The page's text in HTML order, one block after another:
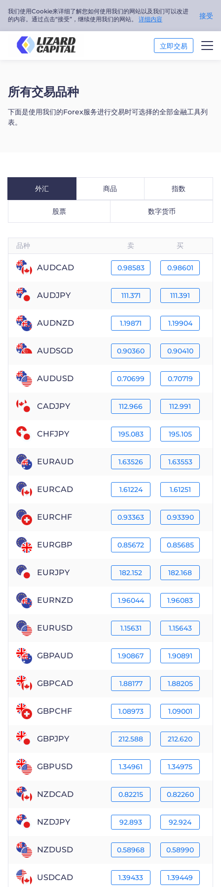
我们使用Cookie来详细了解您如何使用我们的网站以及我们可以改进
的内容。通过点击“接受”，继续使用我们的网站。 详细内容 接受
立即交易
市场分析
交易培训
Trader
所有交易品种
下面是使用我们的Forex服务进行交易时可选择的全部金融工具列
表。
外汇 商品 指数
股票 数字货币
品种 卖 买
AUDCAD 0.98583 0.98601
AUDJPY 111.371 111.391
AUDNZD 1.19871 1.19904
AUDSGD 0.90360 0.90410
AUDUSD 0.70699 0.70719
CADJPY 112.966 112.991
CHFJPY 195.083 195.105
EURAUD 1.63526 1.63553
EURCAD 1.61224 1.61251
EURCHF 0.93363 0.93390
EURGBP 0.85672 0.85685
EURJPY 182.152 182.168
EURNZD 1.96044 1.96083
EURUSD 1.15631 1.15643
GBPAUD 1.90867 1.90891
GBPCAD 1.88177 1.88205
GBPCHF 1.08973 1.09001
GBPJPY 212.588 212.620
GBPUSD 1.34961 1.34975
NZDCAD 0.82215 0.82260
NZDJPY 92.893 92.924
NZDUSD 0.58968 0.58990
USDCAD 1.39433 1.39449